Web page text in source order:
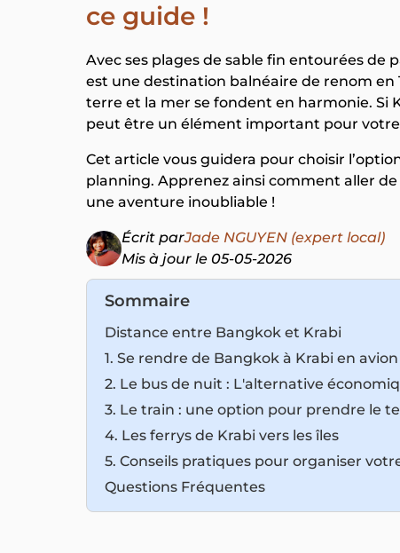
ce guide !
Avec ses plages de sable fin entourées de
est une destination balnéaire de renom
terre et la mer se fondent en harmonie. Si
peut être un élément important pour votre
Cet article vous guidera pour choisir
planning. Apprenez ainsi comment aller
une aventure inoubliable !
Écrit parJade NGUYEN (expert local)
Mis à jour le 05-05-2026
Sommaire
Distance entre Bangkok et Krabi
1. Se rendre de Bangkok à Krabi en avion
2. Le bus de nuit : L'alternative
3. Le train : une option pour prendre le
4. Les ferrys de Krabi vers les îles
5. Conseils pratiques pour organiser
Questions Fréquentes